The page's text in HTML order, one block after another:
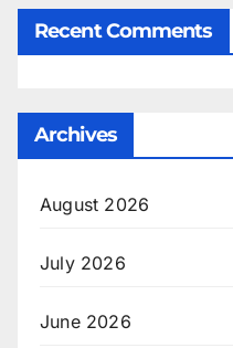
Recent Comments
Archives
August 2026
July 2026
June 2026